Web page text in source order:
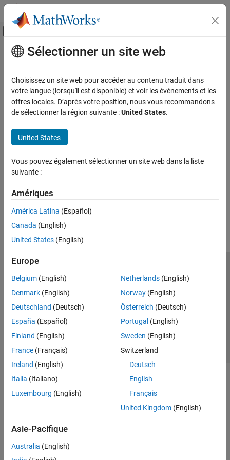
Passer au contenu
Activer/désactiver l'affichage du menu
Accueil de la documentation
Contenu principal
How useful was this information?
Sélectionner un site web
Choisissez un site web pour accéder au contenu traduit dans
votre langue (lorsqu'il est disponible) et voir les événements et les
offres locales. D’après votre position, nous vous recommandons
de sélectionner la région suivante :United States.
United States
Vous pouvez également sélectionner un site web dans la liste
suivante :
Amériques
América Latina (Español)
Canada (English)
United States (English)
Europe
Belgium (English)
Denmark (English)
Deutschland (Deutsch)
España (Español)
Finland (English)
France (Français)
Ireland (English)
Italia (Italiano)
Luxembourg (English)
Netherlands(English)
Norway(English)
Österreich (Deutsch)
Portugal (English)
Sweden (English)
Switzerland
Deutsch
English
Français
United Kingdom(English)
Asie-Pacifique
Australia (English)
Lutte anti-piratage
Contacts locaux
© 1994-2026 The MathWorks, Inc.